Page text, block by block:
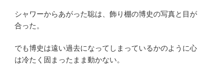
シャワーからあがった聡は、飾り棚の博史の写真と目が
合った。
でも博史は遠い過去になってしまっているかのように心
は冷たく固まったまま動かない。